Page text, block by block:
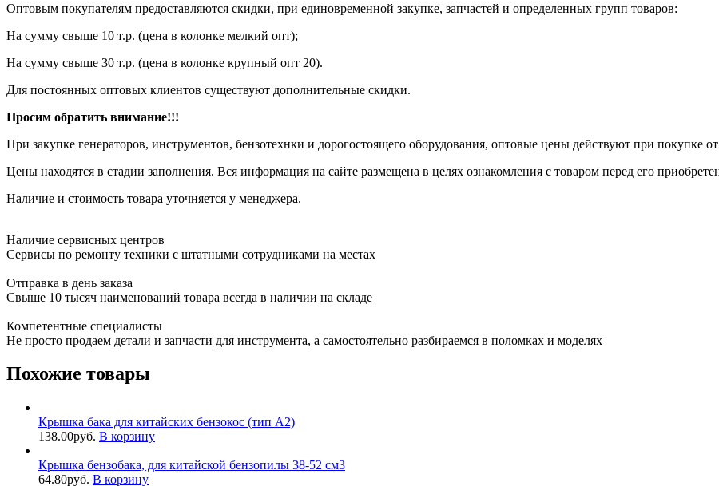
Оптовым покупателям предоставляются скидки, при единовременной закупке, запчастей и определенных групп товаров:
На сумму свыше 10 т.р. (цена в колонке мелкий опт);
На сумму свыше 30 т.р. (цена в колонке крупный опт 20).
Для постоянных оптовых клиентов существуют дополнительные скидки.
Просим обратить внимание!!!
При закупке генераторов, инструментов, бензотехнки и дорогостоящего оборудования, оптовые цены действуют при покупке
Цены находятся в стадии заполнения. Вся информация на сайте размещена в целях ознакомления с товаром перед его
Наличие и стоимость товара уточняется у менеджера.
Наличие сервисных центров
Сервисы по ремонту техники с штатными сотрудниками на местах
Отправка в день заказа
Свыше 10 тысяч наименований товара всегда в наличии на складе
Компетентные специалисты
Не просто продаем детали и запчасти для инструмента, а самостоятельно разбираемся в поломках и моделях
Похожие товары
Крышка бака для китайских бензокос (тип A2)
138.00руб. В корзину
Крышка бензобака, для китайской бензопилы 38-52 см3
64.80руб. В корзину